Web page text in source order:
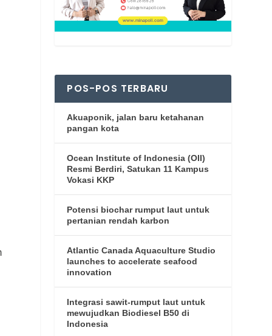
POS-POS TERBARU
Akuaponik, jalan baru ketahanan
pangan kota
Ocean Institute of Indonesia (OII)
Resmi Berdiri, Satukan 11 Kampus
Vokasi KKP
Potensi biochar rumput laut untuk
pertanian rendah karbon
Atlantic Canada Aquaculture Studio
launches to accelerate seafood
innovation
Integrasi sawit-rumput laut untuk
mewujudkan Biodiesel B50 di
Indonesia